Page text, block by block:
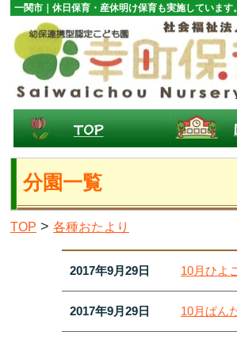
一関市｜休日保育・産休明け保育も実施しています。
分園一覧
TOP > 各種おたより
2017年9月29日 10月ひよ
2017年9月29日 10月ぱん